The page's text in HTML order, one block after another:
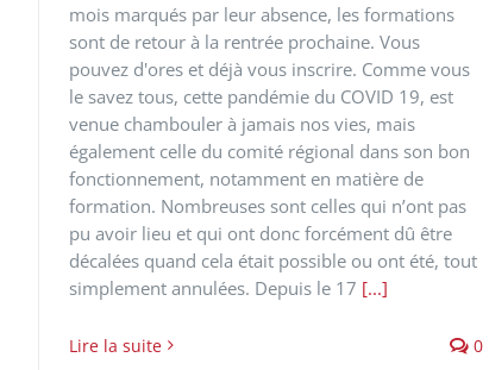
mois marqués par leur absence, les formations
sont de retour à la rentrée prochaine. Vous
pouvez d'ores et déjà vous inscrire. Comme vous
le savez tous, cette pandémie du COVID 19, est
venue chambouler à jamais nos vies, mais
également celle du comité régional dans son bon
fonctionnement, notamment en matière de
formation. Nombreuses sont celles qui n’ont pas
pu avoir lieu et qui ont donc forcément dû être
décalées quand cela était possible ou ont été, tout
simplement annulées. Depuis le 17 [...]
Lire la suite 0